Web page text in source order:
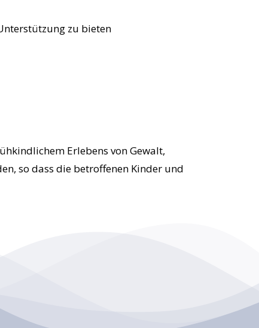
zu bieten
Erlebens von Gewalt,
so dass die betroffenen Kinder und